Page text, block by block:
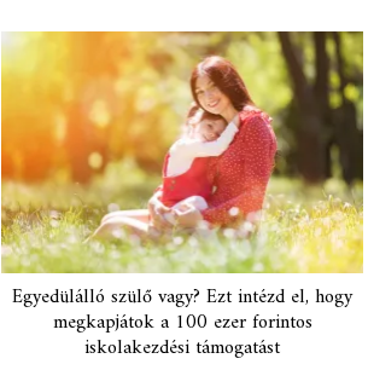
Egyedülálló szülő vagy? Ezt intézd el, hogy
megkapjátok a 100 ezer forintos
iskolakezdési támogatást